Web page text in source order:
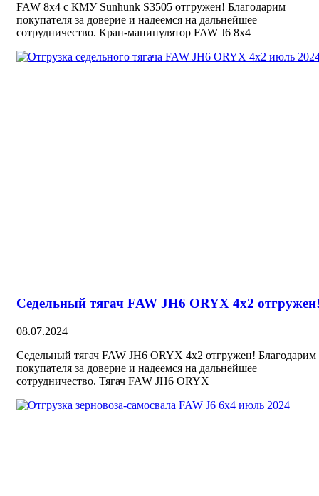
FAW 8х4 с КМУ Sunhunk S3505 отгружен! Благодарим
покупателя за доверие и надеемся на дальнейшее
сотрудничество. Кран-манипулятор FAW J6 8х4
Седельный тягач FAW JH6 ORYX 4х2
08.07.2024
Седельный тягач FAW JH6 ORYX 4х2 отгружен! Благодарим
покупателя за доверие и надеемся на дальнейшее
сотрудничество. Тягач FAW JH6 ORYX